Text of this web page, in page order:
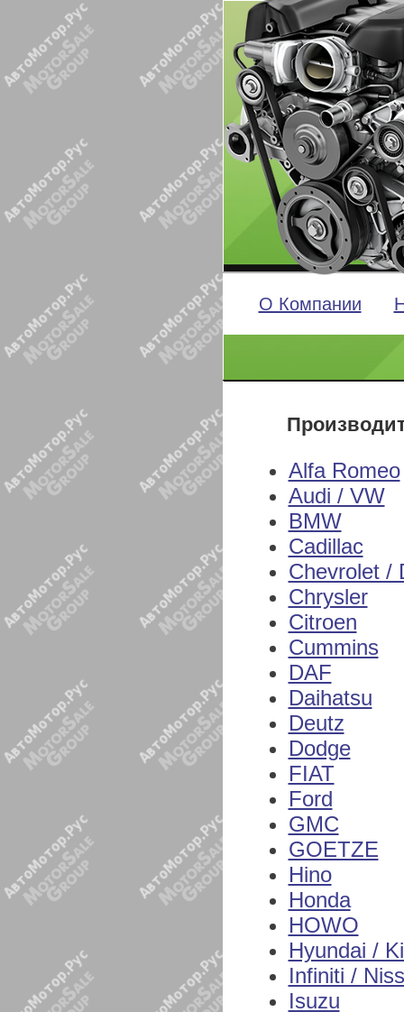
О Компании
Alfa Romeo
Audi / VW
BMW
Cadillac
Chevrolet /
Chrysler
Citroen
Cummins
DAF
Daihatsu
Deutz
Dodge
FIAT
Ford
GMC
GOETZE
Hino
Honda
HOWO
Hyundai /
Infiniti /
Isuzu